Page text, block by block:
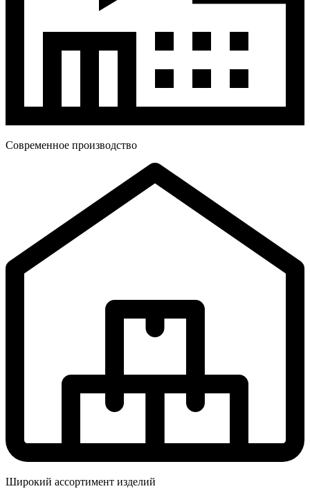
Современное производство
Широкий ассортимент изделий